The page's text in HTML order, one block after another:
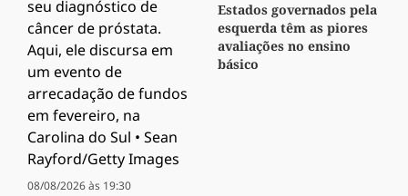
08/08/2026 às 19:30
Estados governados pela
esquerda têm as piores
avaliações no ensino
básico